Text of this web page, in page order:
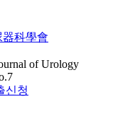
器科學會
of Urology
신청